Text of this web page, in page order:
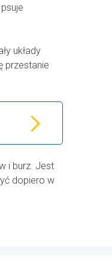
układy
przestanie
i burz. Jest
dopiero w